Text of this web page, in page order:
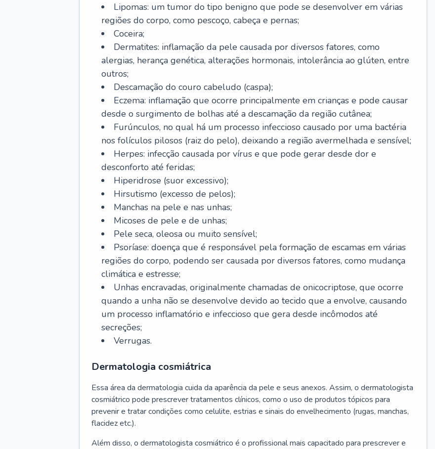
Lipomas: um tumor do tipo benigno que pode se desenvolver em várias
regiões do corpo, como pescoço, cabeça e pernas;
Coceira;
Dermatites: inflamação da pele causada por diversos fatores, como
alergias, herança genética, alterações hormonais, intolerância ao glúten, entre
outros;
Descamação do couro cabeludo (caspa);
Eczema: inflamação que ocorre principalmente em crianças e pode causar
desde o surgimento de bolhas até a descamação da região cutânea;
Furúnculos, no qual há um processo infeccioso causado por uma bactéria
nos folículos pilosos (raiz do pelo), deixando a região avermelhada e sensível;
Herpes: infecção causada por vírus e que pode gerar desde dor e
desconforto até feridas;
Hiperidrose (suor excessivo);
Hirsutismo (excesso de pelos);
Manchas na pele e nas unhas;
Micoses de pele e de unhas;
Pele seca, oleosa ou muito sensível;
Psoríase: doença que é responsável pela formação de escamas em várias
regiões do corpo, podendo ser causada por diversos fatores, como mudança
climática e estresse;
Unhas encravadas, originalmente chamadas de onicocriptose, que ocorre
quando a unha não se desenvolve devido ao tecido que a envolve, causando
um processo inflamatório e infeccioso que gera desde incômodos até
secreções;
Verrugas.
Dermatologia cosmiátrica
Essa área da dermatologia cuida da aparência da pele e seus anexos. Assim, o dermatologista
cosmiátrico pode prescrever tratamentos clínicos, como o uso de produtos tópicos para
prevenir e tratar condições como celulite, estrias e sinais do envelhecimento (rugas, manchas,
flacidez etc.).
Além disso, o dermatologista cosmiátrico é o profissional mais capacitado para prescrever e